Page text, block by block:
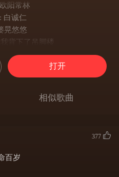
阳常林
白诚仁
晃悠悠
背下了吊脚楼
中尝呀野果哟
边洗呀小手哟
山里的大世界
背下了吊脚楼
哟烧呀糍粑哟
打开
相似歌曲
377
百岁